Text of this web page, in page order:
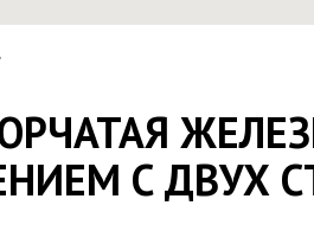
С ДВУХ